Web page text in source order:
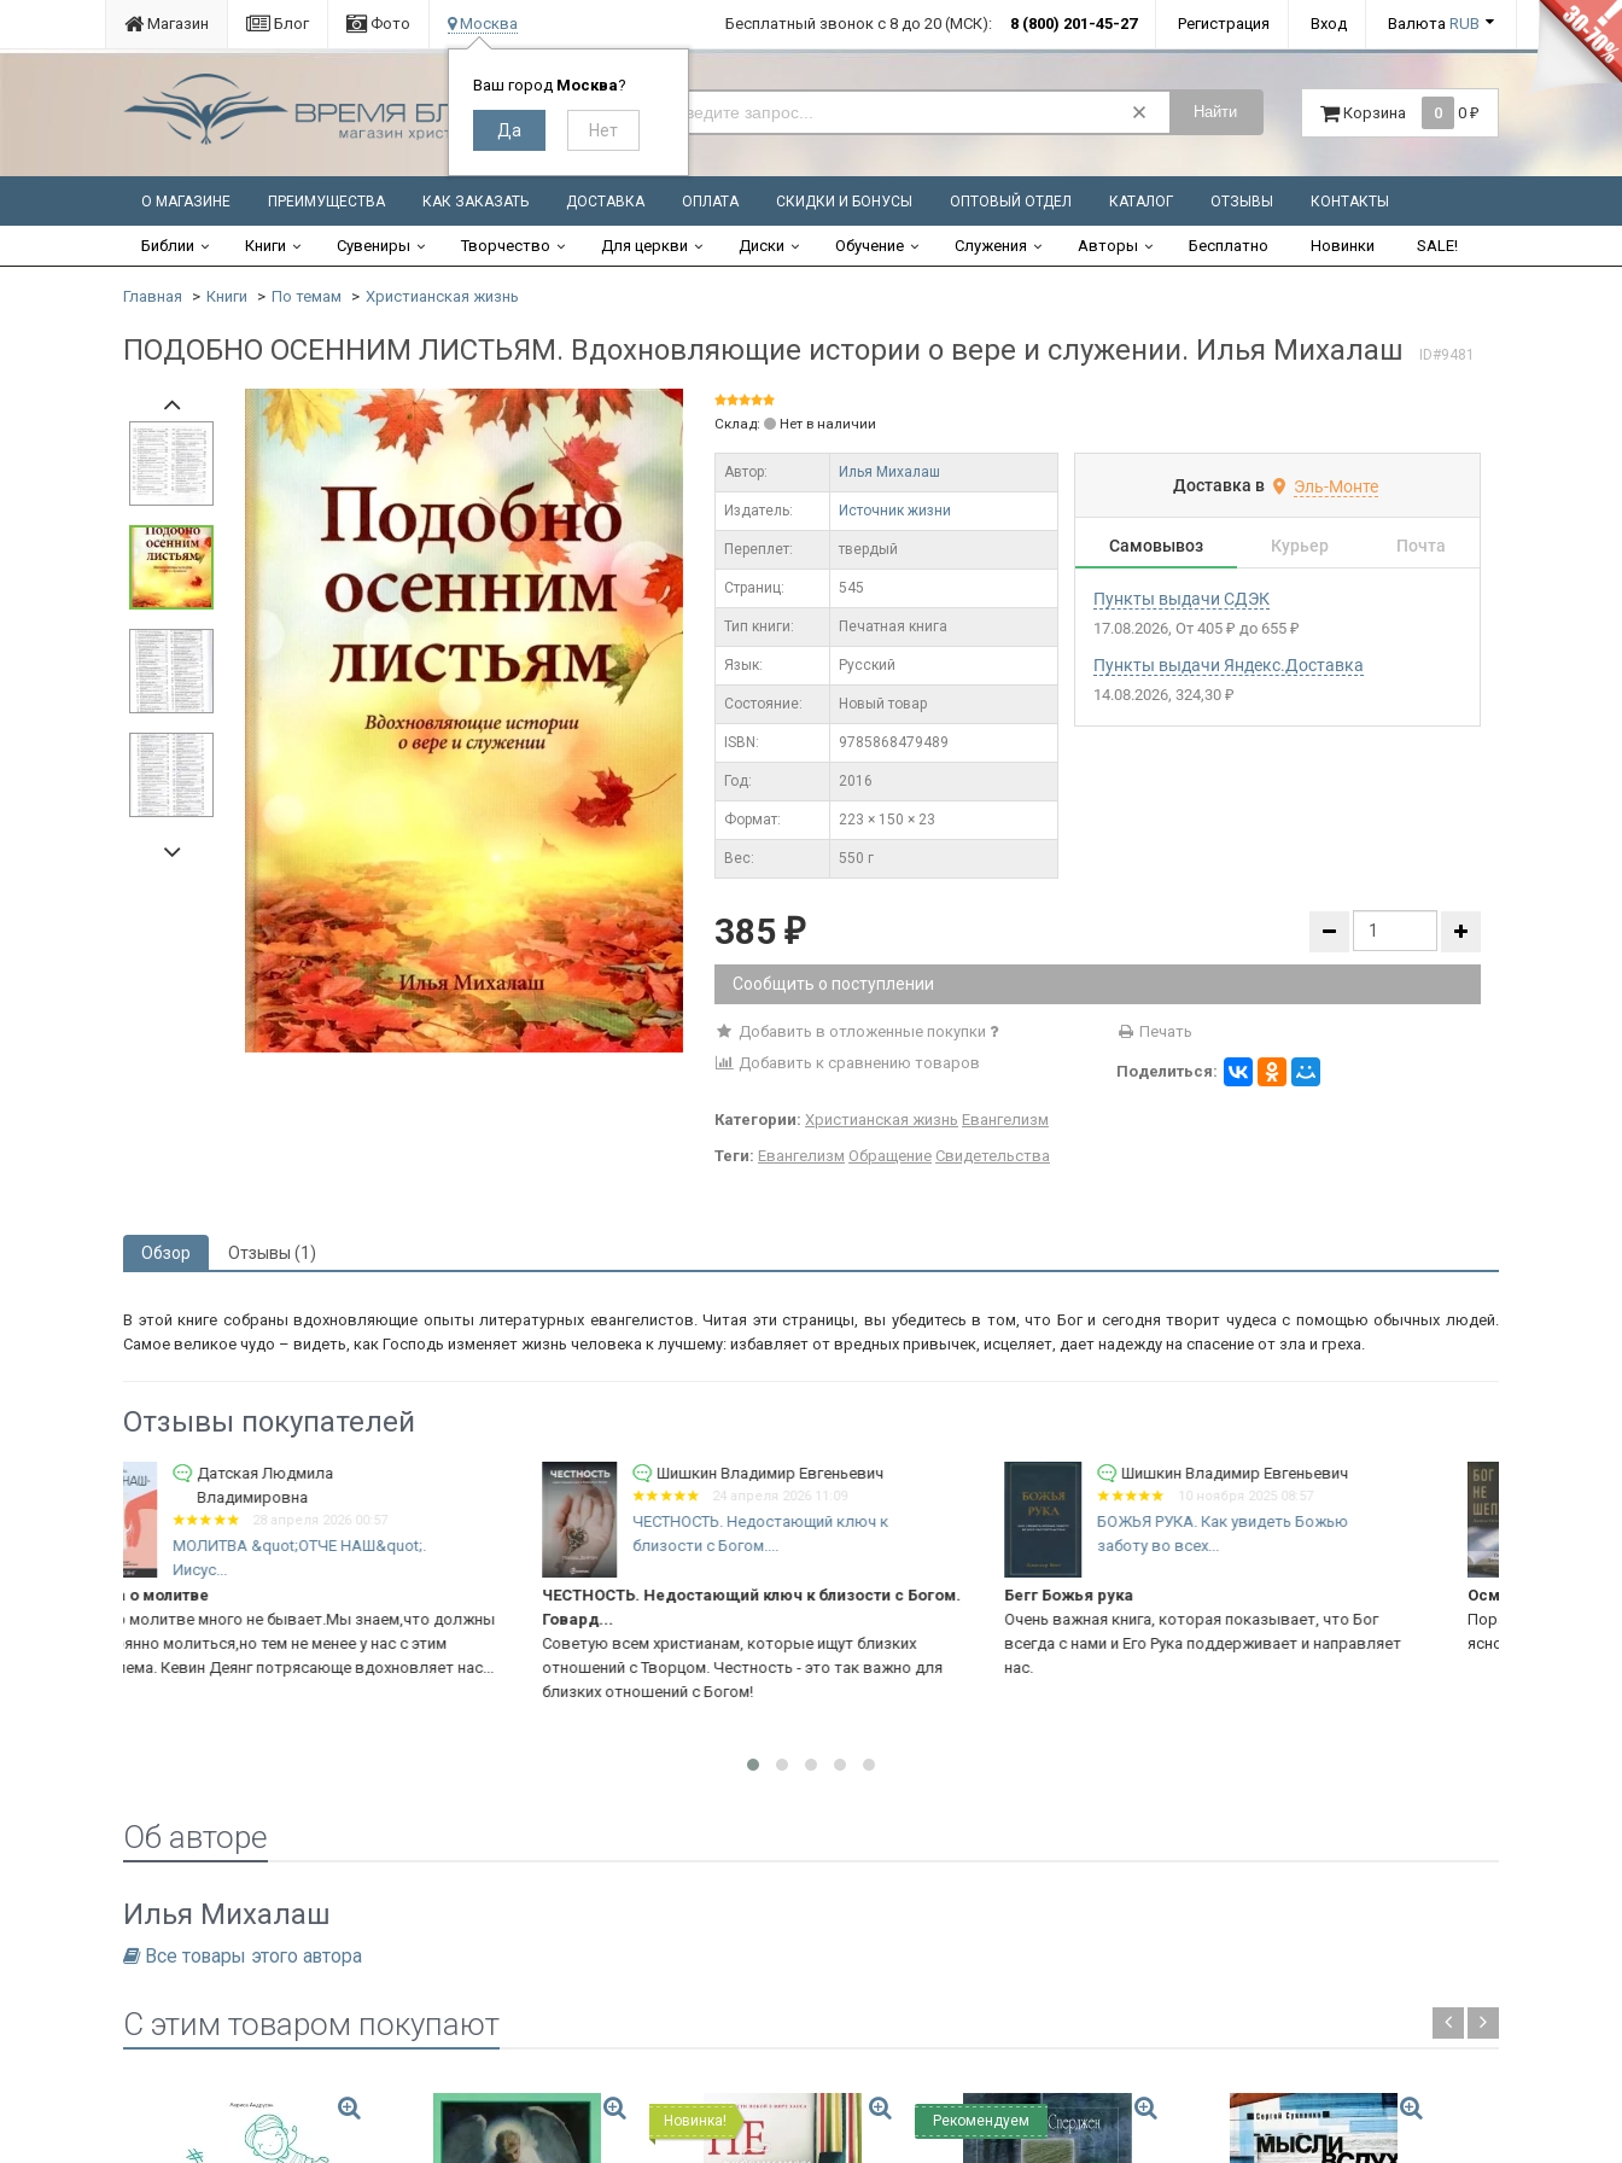
Магазин Блог Фото Москва
Ваш город Москва?
Бесплатный звонок с 8 до 20 (МСК): 8 (800) 201-45-27 Регистрация Вход Валюта RUB
Найти Корзина 0 0 ₽
О МАГАЗИНЕ ПРЕИМУЩЕСТВА КАК ЗАКАЗАТЬ ДОСТАВКА ОПЛАТА СКИДКИ И БОНУСЫ ОПТОВЫЙ ОТДЕЛ КАТАЛОГ ОТЗЫВЫ КОНТАКТЫ
Библии Книги Сувениры Творчество Для церкви Диски Обучение Служения Авторы Бесплатно Новинки SALE!
Главная Книги По темам Христианская жизнь
ПОДОБНО ОСЕННИМ ЛИСТЬЯМ. Вдохновляющие истории о вере и служении. Илья Михалаш ID#9481
Склад: Нет в наличии
Автор: Илья Михалаш
Издатель: Источник жизни
Переплет: твердый
Cтраниц: 545
Тип книги: Печатная книга
Язык: Русский
Состояние: Новый товар
ISBN: 9785868479489
Год: 2016
Формат: 223 × 150 × 23
Вес: 550 г
Доставка в Эль-Монте
Самовывоз Курьер Почта
Пункты выдачи СДЭК
17.08.2026 От 405₽ до 655₽
Пункты выдачи Яндекс.Доставка
14.08.2026 324,30₽
385 ₽
Сообщить о поступлении
Добавить в отложенные покупки
Печать
Добавить к сравнению товаров
Поделиться:
Категории: Христианская жизнь Евангелизм
Теги: Евангелизм Обращение Свидетельства
Обзор Отзывы (1)
В этой книге собраны вдохновляющие опыты литературных евангелистов. Читая эти страницы, вы убедитесь в том, что Бог и сегодня творит чудеса с помощью обычных людей.
Самое великое чудо – видеть, как Господь изменяет жизнь человека к лучшему: избавляет от вредных привычек, исцеляет, дает надежду на спасение от зла и греха.
Отзывы покупателей
Шишкин Владимир Евгеньевич
24 апреля 2026 11:09
ЧЕСТНОСТЬ. Недостающий ключ к
близости с Богом....
ЧЕСТНОСТЬ. Недостающий ключ к близости с Богом.
Говард...
Советую всем христианам, которые ищут близких
отношений с Творцом. Честность - это так важно для
Шишкин Владимир Евгеньевич
10 ноября 2025 08:57
БОЖЬЯ РУКА. Как увидеть Божью
заботу во всех...
Бегг Божья рука
Очень важная книга, которая показывает, что Бог
всегда с нами и Его Рука поддерживает и направляет
нас.
Шишкин Владимир Евгеньевич
9 сентября 2025 09:26
БОГ НЕ ШЕПЧЕТ. Джеймс Осман
Осман Бог не шепчет
Поразительная книга! Действительно, Бог так говорит
ясно, но люди как оглохли...
Об авторе
Илья Михалаш
Все товары этого автора
C этим товаром покупают
Новинка! Рекомендуем